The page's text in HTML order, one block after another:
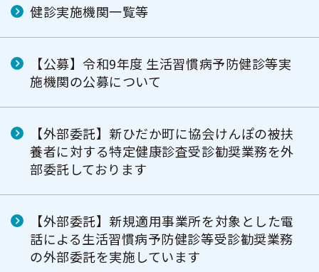
健診実施機関一覧等
【公募】令和9年度 生活習慣病予防健診等実
施機関の公募について
【外部委託】新ひだか町に協会けんぽの被扶
養者に対する特定健康診査受診勧奨業務を外
部委託しております
【外部委託】新規適用事業所を対象とした電
話による生活習慣病予防健診等受診勧奨業務
の外部委託を実施しています